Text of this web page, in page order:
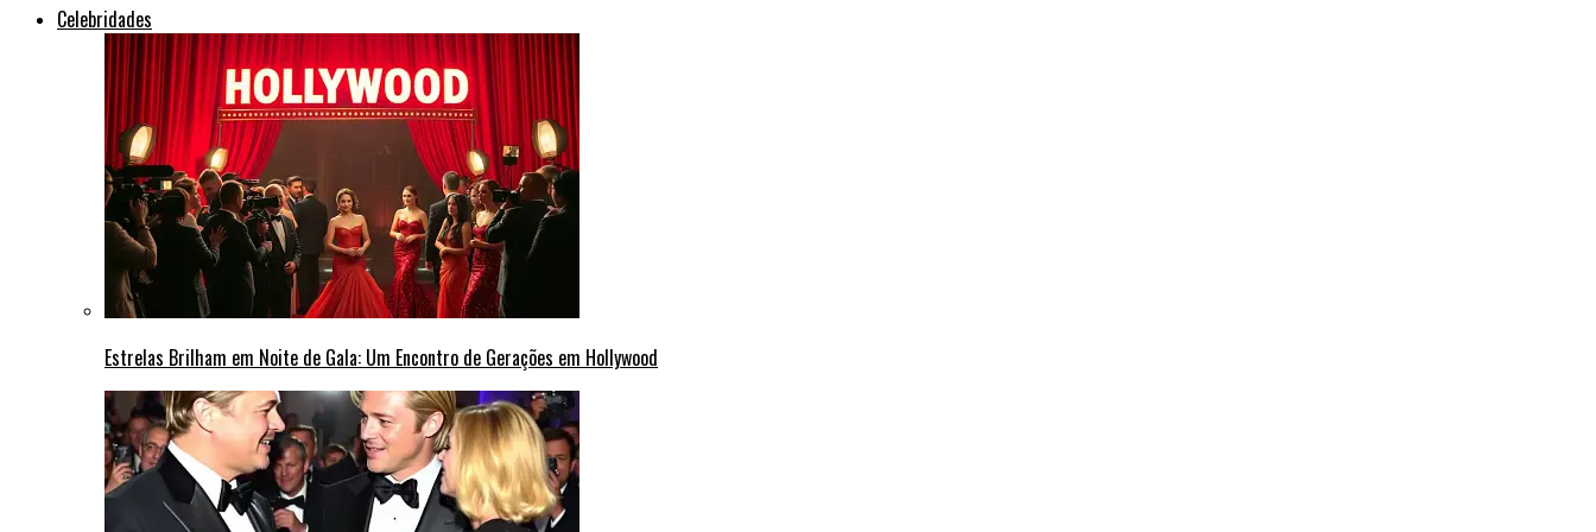
Celebridades
Estrelas Brilham em Noite de Gala: Um Encontro de Gerações em Hollywood